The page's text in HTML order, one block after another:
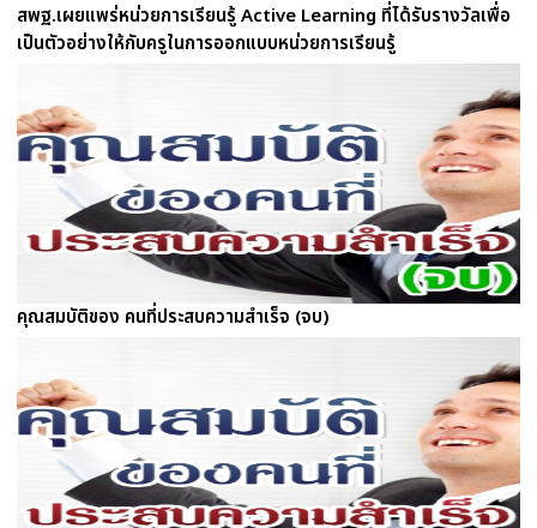
สพฐ.เผยแพร่หน่วยการเรียนรู้ Active Learning ที่ได้รับรางวัลเพื่อ
เป็นตัวอย่างให้กับครูในการออกแบบหน่วยการเรียนรู้
คุณสมบัติของ คนที่ประสบความสำเร็จ (จบ)